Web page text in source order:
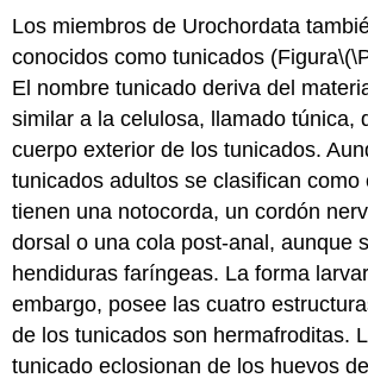
Los miembros de Urochordata
conocidos comotunicados (Figura
El nombre tunicado deriva del
similar a la celulosa, llamado túnica,
cuerpo exterior de los tunicados.
tunicados adultos se clasifican como
tienen una notocorda, un cordón
dorsal o una cola post-anal, aunque
hendiduras faríngeas. La forma
embargo, posee las cuatro
de los tunicados son hermafroditas.
tunicado eclosionan de los huevos